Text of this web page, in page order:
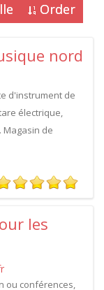
Order
nord
d'instrument de
électrique,
Magasin de
les
ou conférences,